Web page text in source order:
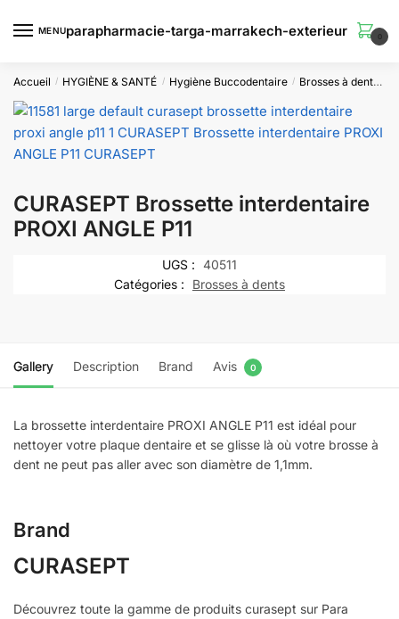
MENU
0
Accueil / HYGIÈNE & SANTÉ / Hygiène Buccodentaire / Brosses à dents
CURASEPT Brossette interdentaire
PROXI ANGLE P11
UGS : 40511
Catégories :
Brosses à dents
Gallery Description Brand Avis 0
La brossette interdentaire PROXI ANGLE P11 est idéal pour
nettoyer votre plaque dentaire et se glisse là où votre brosse à
dent ne peut pas aller avec son diamètre de 1,1mm.
Brand
CURASEPT
Découvrez toute la gamme de produits curasept sur Para